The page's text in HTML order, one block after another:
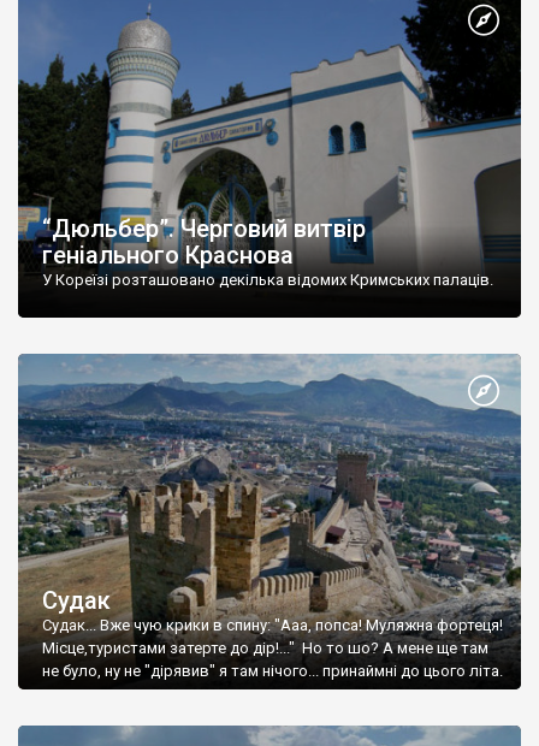
“Дюльбер”. Черговий витвір
геніального Краснова
У Кореїзі розташовано декілька відомих Кримських палаців.
Судак
Судак... Вже чую крики в спину: "Ааа, попса! Муляжна фортеця!
Місце,туристами затерте до дір!..." Но то шо? А мене ще там
не було, ну не "дірявив" я там нічого... принаймні до цього літа.